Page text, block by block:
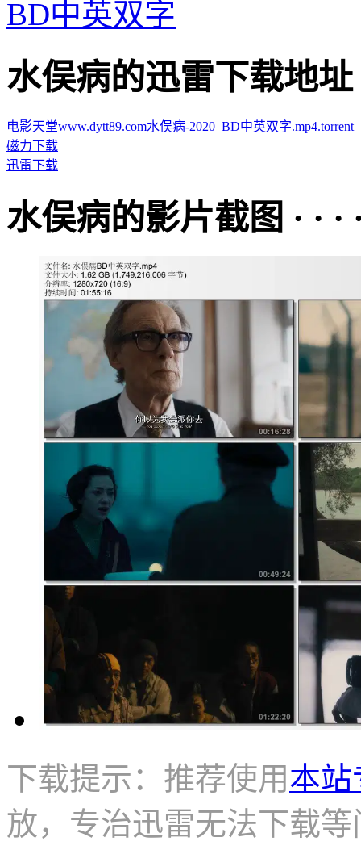
BD中英双字
水俣病的迅雷下载地址 ·
电影天堂www.dytt89.com水俣病-2020_BD中英双字.mp4.torrent
磁力下载
迅雷下载
水俣病的影片截图 · · ·
下载提示：推荐使用本站
放，专治迅雷无法下载等